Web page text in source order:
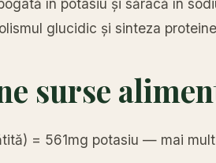
în potasiu și săracă în
glucidic și sinteza
surse
= 561mg potasiu — mai